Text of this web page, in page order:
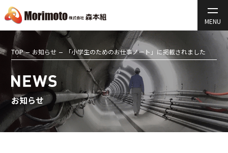
TOP お知らせ 「小学生のためのお仕事ノート」に掲載されました
お知らせ